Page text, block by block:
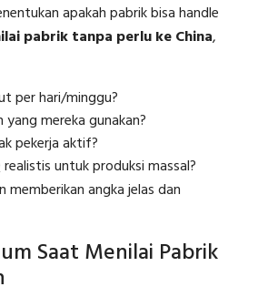
apakah pabrik bisa handle
pabrik tanpa perlu ke China,
per hari/minggu?
yang mereka gunakan?
pekerja aktif?
untuk produksi massal?
memberikan angka jelas dan
Saat Menilai Pabrik